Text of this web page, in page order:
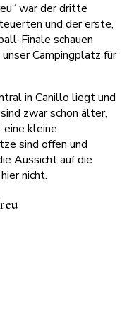
war der dritte
und der erste,
Finale schauen
Campingplatz für
in Canillo liegt und
zwar schon älter,
kleine
sind offen und
Aussicht auf die
nicht.